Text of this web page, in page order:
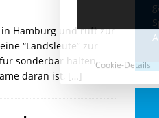
in Hamburg und ruft zur
“Landsleute” zur
sonderbar halten,
daran ist, […]